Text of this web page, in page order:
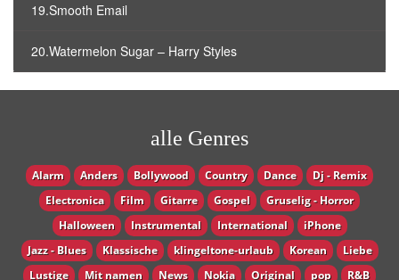
19.Smooth Email
20.Watermelon Sugar – Harry Styles
alle Genres
Alarm Anders Bollywood Country Dance
Dj - Remix
Electronica
Film Gitarre Gospel
Gruselig - Horror
Halloween
Instrumental International
iPhone
Jazz - Blues
Klassische klingeltone-urlaub Korean
Liebe
Lustige
Mit namen News Nokia Original pop R&B